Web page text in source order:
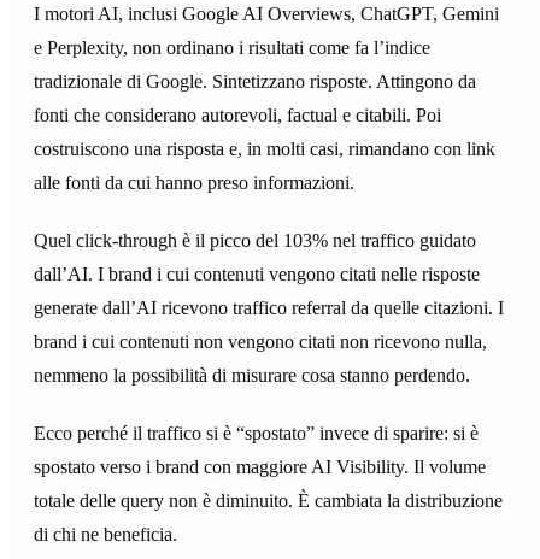
I motori AI, inclusi Google AI Overviews, ChatGPT, Gemini
e Perplexity, non ordinano i risultati come fa l’indice
tradizionale di Google. Sintetizzano risposte. Attingono da
fonti che considerano autorevoli, factual e citabili. Poi
costruiscono una risposta e, in molti casi, rimandano con link
alle fonti da cui hanno preso informazioni.
Quel click-through è il picco del 103% nel traffico guidato
dall’AI. I brand i cui contenuti vengono citati nelle risposte
generate dall’AI ricevono traffico referral da quelle citazioni. I
brand i cui contenuti non vengono citati non ricevono nulla,
nemmeno la possibilità di misurare cosa stanno perdendo.
Ecco perché il traffico si è “spostato” invece di sparire: si è
spostato verso i brand con maggiore AI Visibility. Il volume
totale delle query non è diminuito. È cambiata la distribuzione
di chi ne beneficia.